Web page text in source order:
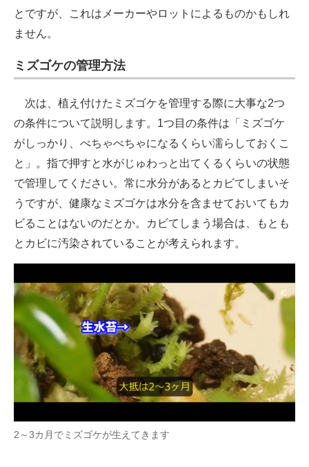
とですが、これはメーカーやロットによるものかもしれ
ません。
ミズゴケの管理方法
次は、植え付けたミズゴケを管理する際に大事な2つ
の条件について説明します。1つ目の条件は「ミズゴケ
がしっかり、べちゃべちゃになるくらい濡らしておくこ
と」。指で押すと水がじゅわっと出てくるくらいの状態
で管理してください。常に水分があるとカビてしまいそ
うですが、健康なミズゴケは水分を含ませておいてもカ
ビることはないのだとか。カビてしまう場合は、もとも
とカビに汚染されていることが考えられます。
2～3カ月でミズゴケが生えてきます